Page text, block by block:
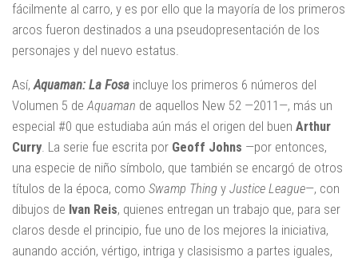
fácilmente al carro, y es por ello que la mayoría de los primeros
arcos fueron destinados a una pseudopresentación de los
personajes y del nuevo estatus.
Así,Aquaman: La Fosa incluye los primeros 6 números del
Volumen 5 deAquaman de aquellos New 52 —2011—, más un
especial #0 que estudiaba aún más el origen del buen Arthur
Curry. La serie fue escrita por Geoff Johns —por entonces,
una especie de niño símbolo, que también se encargó de otros
títulos de la época, como Swamp Thing y Justice League—, con
dibujos de Ivan Reis, quienes entregan un trabajo que, para ser
claros desde el principio, fue uno de los mejores la iniciativa,
aunando acción, vértigo, intriga y clasisismo a partes iguales,